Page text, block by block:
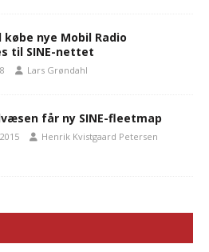
nye Mobil Radio
til SINE-nettet
Lars Grøndahl
får ny SINE-fleetmap
Henrik Kvistgaard Petersen